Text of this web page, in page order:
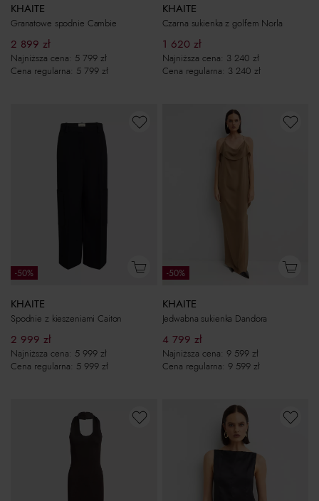
KHAITE
Granatowe spodnie Cambie
2 899 zł
Najniższa cena: 5 799 zł
Cena regularna: 5 799 zł
KHAITE
Czarna sukienka z golfem Norla
1 620 zł
Najniższa cena: 3 240 zł
Cena regularna: 3 240 zł
-50%
KHAITE
Spodnie z kieszeniami Caiton
2 999 zł
Najniższa cena: 5 999 zł
Cena regularna: 5 999 zł
-50%
KHAITE
Jedwabna sukienka Dandora
4 799 zł
Najniższa cena: 9 599 zł
Cena regularna: 9 599 zł